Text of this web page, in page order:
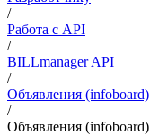
/
Работа с API
/
BILLmanager API
/
Объявления (infoboard)
/
Объявления (infoboard)